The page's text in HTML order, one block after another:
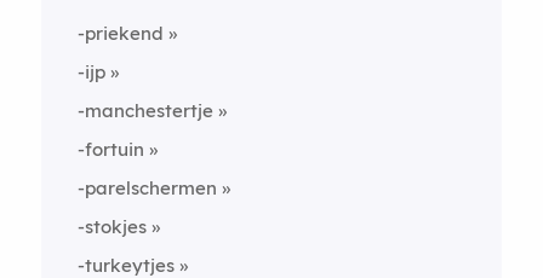
-priekend
-ijp
-manchestertje
-fortuin
-parelschermen
-stokjes
-turkeytjes